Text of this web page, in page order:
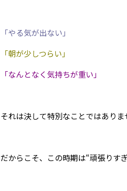
「やる気が出ない」
「朝が少しつらい」
「なんとなく気持ちが重い」
それは決して特別なことではありま
だからこそ、この時期は“頑張りす